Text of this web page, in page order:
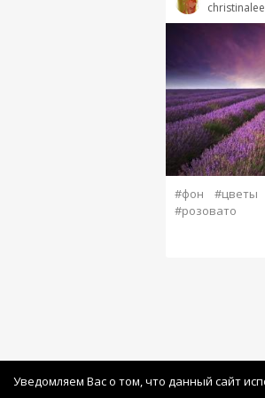
#фон #цветы
#розовато
Уведомляем Вас о том, что данный сайт